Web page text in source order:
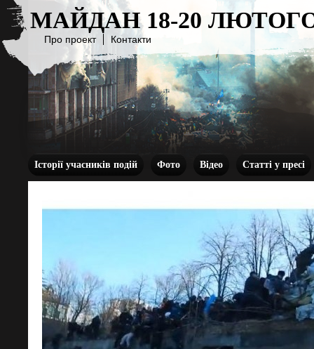
МАЙДАН 18-20
Про проект Контакти
Історії учасників подій Фото Відео Статті у пресі